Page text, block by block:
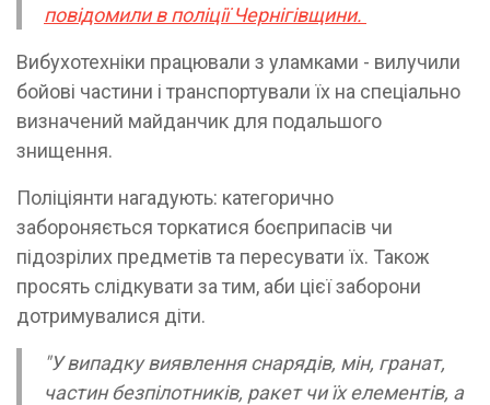
повідомили в поліції Чернігівщини.
Вибухотехніки працювали з уламками - вилучили
бойові частини і транспортували їх на спеціально
визначений майданчик для подальшого
знищення.
Поліціянти нагадують: категорично
забороняється торкатися боєприпасів чи
підозрілих предметів та пересувати їх. Також
просять слідкувати за тим, аби цієї заборони
дотримувалися діти.
"У випадку виявлення снарядів, мін, гранат,
частин безпілотників, ракет чи їх елементів, а